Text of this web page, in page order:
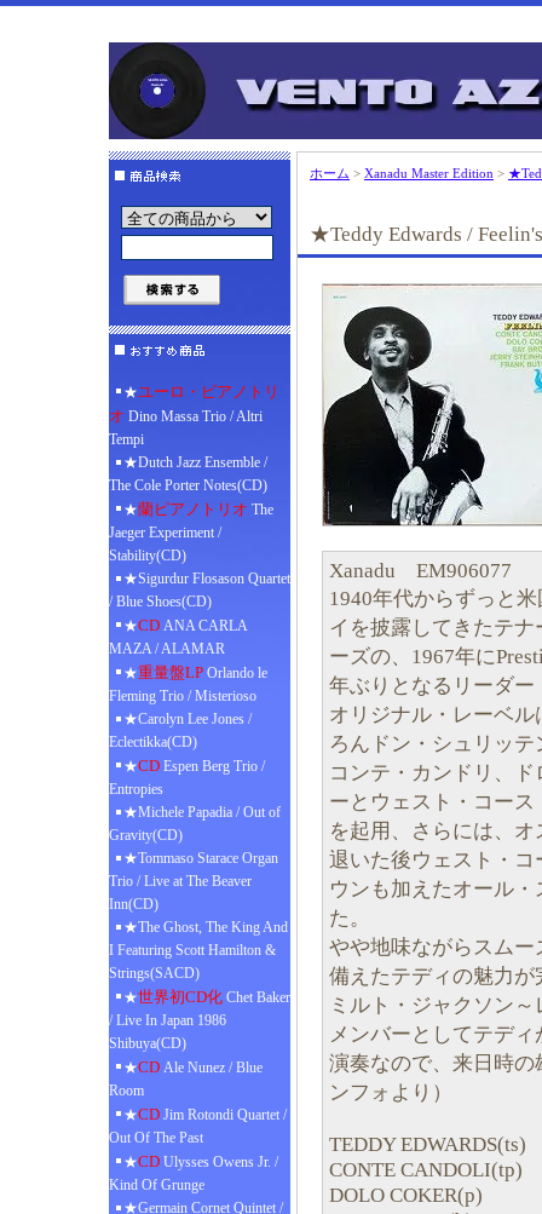
★ユーロ・ピアノトリ
オ Dino Massa Trio / Altri
Tempi
★Dutch Jazz Ensemble /
The Cole Porter Notes(CD)
★蘭ピアノトリオ The
Jaeger Experiment /
Stability(CD)
★Sigurdur Flosason Quartet
/ Blue Shoes(CD)
★CD ANA CARLA
MAZA / ALAMAR
★重量盤LP Orlando le
Fleming Trio / Misterioso
★Carolyn Lee Jones /
Eclectikka(CD)
★CD Espen Berg Trio /
Entropies
★Michele Papadia / Out of
Gravity(CD)
★Tommaso Starace Organ
Trio / Live at The Beaver
Inn(CD)
★The Ghost, The King And
I Featuring Scott Hamilton &
Strings(SACD)
★世界初CD化 Chet Baker
/ Live In Japan 1986
Shibuya(CD)
★CD Ale Nunez / Blue
Room
★CD Jim Rotondi Quartet /
Out Of The Past
★CD Ulysses Owens Jr. /
Kind Of Grunge
★Germain Cornet Quintet /
ホーム > Xanadu Master Edition >
★Teddy Edwards / Feelin's
Xanadu EM906077
1940年代からずっと
イを披露してきたテ
ーズの、1967年に
年ぶりとなるリーダー
オリジナル・レーベ
ろんドン・シュリッテ
コンテ・カンドリ、
ーとウェスト・コー
を起用、さらには、
退いた後ウェスト・
ウンも加えたオール
た。
やや地味ながらスム
備えたテディの魅力
ミルト・ジャクソン
メンバーとしてテデ
演奏なので、来日時
ンフォより）
TEDDY EDWARDS(ts)
CONTE CANDOLI(tp)
DOLO COKER(p)